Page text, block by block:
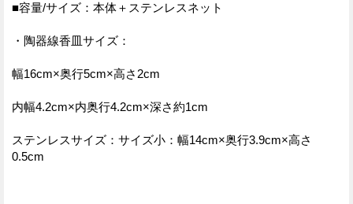
■容量/サイズ：本体＋ステンレスネット
・陶器線香皿サイズ：
幅16cm×奥行5cm×高さ2cm
内幅4.2cm×内奥行4.2cm×深さ約1cm
ステンレスサイズ：サイズ小：幅14cm×奥行3.9cm×高さ
0.5cm